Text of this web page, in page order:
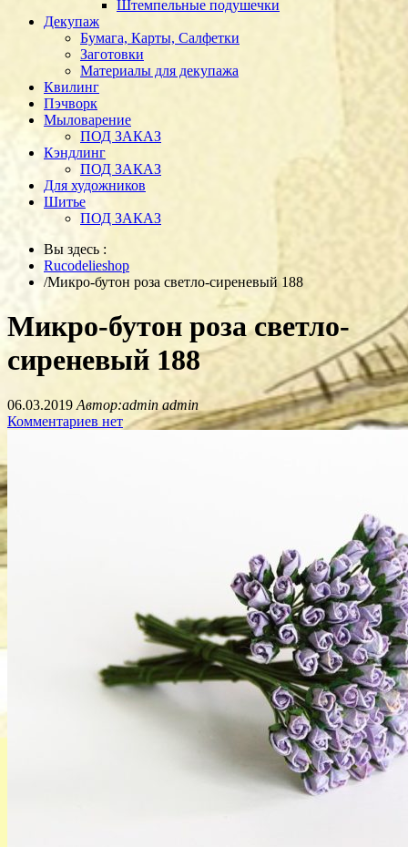
Штемпельные подушечки
Декупаж
Бумага, Карты, Салфетки
Заготовки
Материалы для декупажа
Квилинг
Пэчворк
Мыловарение
ПОД ЗАКАЗ
Кэндлинг
ПОД ЗАКАЗ
Для художников
Шитье
ПОД ЗАКАЗ
Вы здесь :
Rucodelieshop
/Микро-бутон роза светло-сиреневый 188
Микро-бутон роза светло-
сиреневый 188
06.03.2019 Автор:admin admin
Комментариев нет